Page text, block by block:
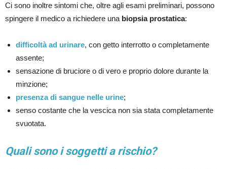
Ci sono inoltre sintomi che, oltre agli esami preliminari, possono
spingere il medico a richiedere una biopsia prostatica:
difficoltà ad urinare, con getto interrotto o completamente
assente;
sensazione di bruciore o di vero e proprio dolore durante la
minzione;
presenza di sangue nelle urine;
senso costante che la vescica non sia stata completamente
svuotata.
Quali sono i soggetti a rischio?